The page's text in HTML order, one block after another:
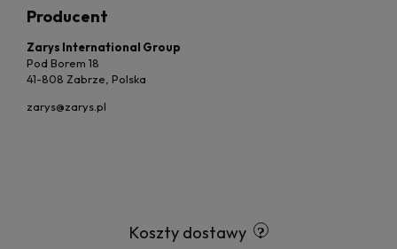
Producent
Zarys International Group
Pod Borem 18
41-808 Zabrze, Polska
zarys@zarys.pl
Koszty dostawy